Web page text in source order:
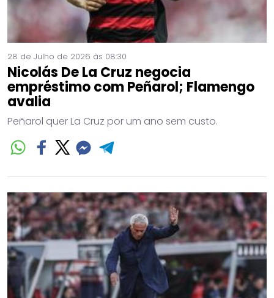
28 de Julho de 2026 às 08:30
Nicolás De La Cruz negocia
empréstimo com Peñarol; Flamengo
avalia
Peñarol quer La Cruz por um ano sem custo.